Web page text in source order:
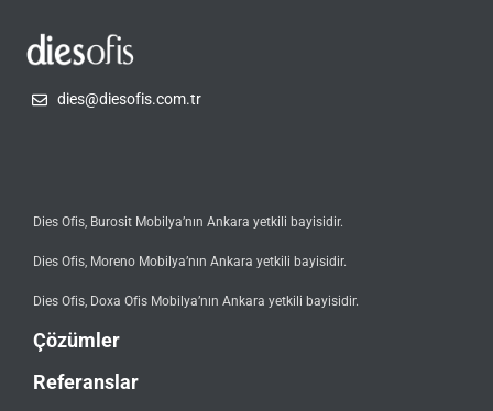
dies@diesofis.com.tr
Dies Ofis, Burosit Mobilya’nın Ankara yetkili bayisidir.
Dies Ofis, Moreno Mobilya’nın Ankara yetkili bayisidir.
Dies Ofis, Doxa Ofis Mobilya’nın Ankara yetkili bayisidir.
Çözümler
Referanslar